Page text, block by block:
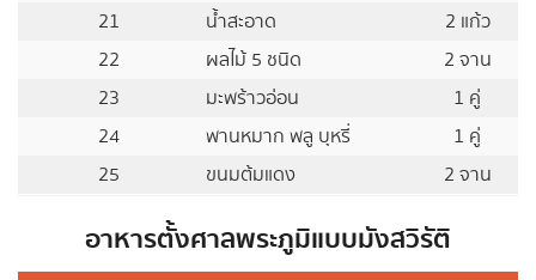
21
น้ำสะอาด
2 แก้ว
22
ผลไม้ 5 ชนิด
2 จาน
23
มะพร้าวอ่อน
1 คู่
24
พานหมาก พลู บุหรี่
1 คู่
25
ขนมต้มแดง 2 จาน
อาหารตั้งศาลพระภูมิแบบมังสวิรัติ